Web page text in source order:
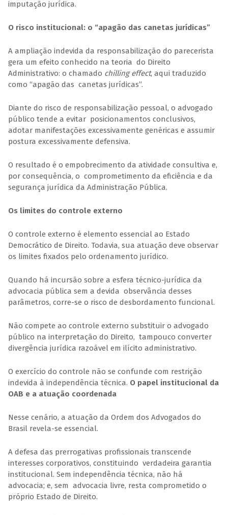
imputação jurídica.
O risco institucional: o “apagão das canetas jurídicas”
A ampliação indevida da responsabilização do parecerista
gera um efeito conhecido na teoria do Direito
Administrativo: o chamado chilling effect, aqui traduzido
como “apagão das canetas jurídicas”.
Diante do risco de responsabilização pessoal, o advogado
público tende a evitar posicionamentos conclusivos,
adotar manifestações excessivamente genéricas e assumir
postura excessivamente defensiva.
O resultado é o empobrecimento da atividade consultiva e,
por consequência, o comprometimento da eficiência e da
segurança jurídica da Administração Pública.
Os limites do controle externo
O controle externo é elemento essencial ao Estado
Democrático de Direito. Todavia, sua atuação deve observar
os limites fixados pelo ordenamento jurídico.
Quando há incursão sobre a esfera técnico-jurídica da
advocacia pública sem a devida observância desses
parâmetros, corre-se o risco de desbordamento funcional.
Não compete ao controle externo substituir o advogado
público na interpretação do Direito, tampouco converter
divergência jurídica razoável em ilícito administrativo.
O exercício do controle não se confunde com restrição
indevida à independência técnica. O papel institucional da
OAB e a atuação coordenada
Nesse cenário, a atuação da Ordem dos Advogados do
Brasil revela-se essencial.
A defesa das prerrogativas profissionais transcende
interesses corporativos, constituindo verdadeira garantia
institucional. Sem independência técnica, não há
advocacia; e, sem advocacia livre, resta comprometido o
próprio Estado de Direito.